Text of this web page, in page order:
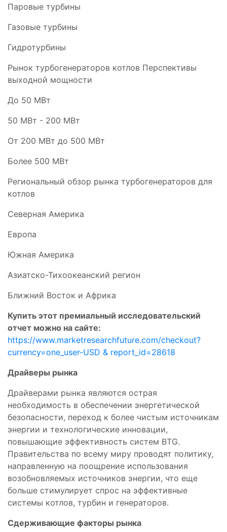
Паровые турбины
Газовые турбины
Гидротурбины
Рынок турбогенераторов котлов Перспективы
выходной мощности
До 50 МВт
50 МВт - 200 МВт
От 200 МВт до 500 МВт
Более 500 МВт
Региональный обзор рынка турбогенераторов для
котлов
Северная Америка
Европа
Южная Америка
Азиатско-Тихоокеанский регион
Ближний Восток и Африка
Купить этот премиальный исследовательский
отчет можно на сайте:
https://www.marketresearchfuture.com/checkout?
currency=one_user-USD & report_id=28618
Драйверы рынка
Драйверами рынка являются острая
необходимость в обеспечении энергетической
безопасности, переход к более чистым источникам
энергии и технологические инновации,
повышающие эффективность систем BTG.
Правительства по всему миру проводят политику,
направленную на поощрение использования
возобновляемых источников энергии, что еще
больше стимулирует спрос на эффективные
системы котлов, турбин и генераторов.
Сдерживающие факторы рынка